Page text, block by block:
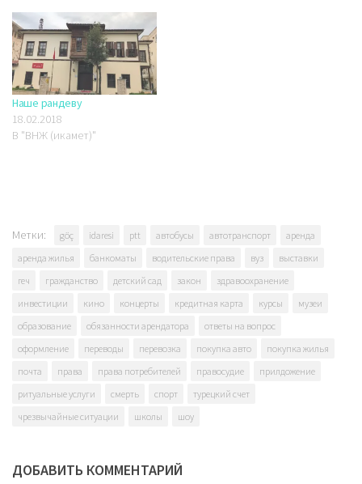
Наше рандеву
18.02.2018
В "ВНЖ (икамет)"
Метки: göç idaresi ptt автобусы автотранспорт
аренда
аренда жилья
банкоматы водительские права вуз
выставки
геч
гражданство детский сад закон
здравоохранение
инвестиции
кино концерты кредитная карта курсы
музеи
образование
обязанности арендатора
ответы на вопрос
оформление
переводы перевозка покупка авто
покупка жилья
почта
права права потребителей правосудие
прилдожение
ритуальные услуги
смерть спорт
турецкий счет
чрезвычайные ситуации
школы шоу
ДОБАВИТЬ КОММЕНТАРИЙ